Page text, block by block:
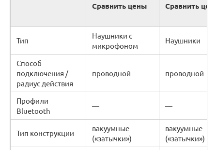
Сравнить цены Сравнить
Тип
Наушники с
микрофоном
Наушники
Способ
подключения /
радиус действия
проводной проводной
Профили
Bluetooth
— —
Тип конструкции
вакуумные
(«затычки»)
вакуумные
(«затычки»)